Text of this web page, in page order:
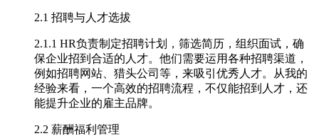
2.1 招聘与人才选拔
2.1.1 HR负责制定招聘计划，筛选简历，组织面试，确
保企业招到合适的人才。他们需要运用各种招聘渠道，
例如招聘网站、猎头公司等，来吸引优秀人才。从我的
经验来看，一个高效的招聘流程，不仅能招到人才，还
能提升企业的雇主品牌。
2.2 薪酬福利管理